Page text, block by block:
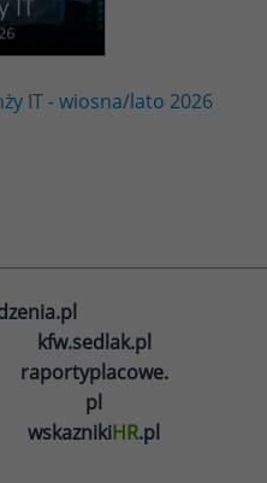
IT - wiosna/lato 2026
kfw.sedlak.pl
raportyplacowe.
pl
wskaznikiHR.pl